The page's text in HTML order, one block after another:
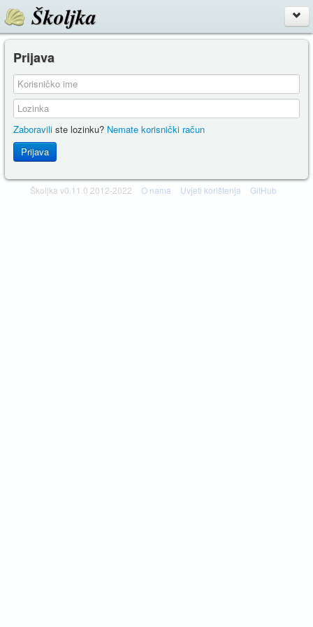
Školjka
Prijava
Zaboravili ste lozinku? Nemate korisnički račun
Prijava
Školjka v0.11.0 2012-2022 O nama Uvjeti korištenja GitHub